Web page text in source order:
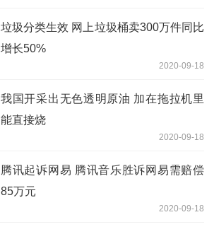
垃圾分类生效 网上垃圾桶卖300万件同比
增长50%
2020-09-18
我国开采出无色透明原油 加在拖拉机里
能直接烧
2020-09-18
腾讯起诉网易 腾讯音乐胜诉网易需赔偿
85万元
2020-09-18